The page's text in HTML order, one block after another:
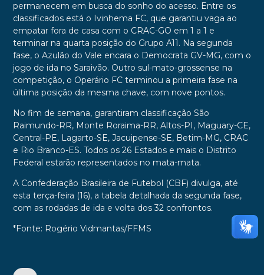
permanecem em busca do sonho do acesso. Entre os
classificados está o Ivinhema FC, que garantiu vaga ao
empatar fora de casa com o CRAC-GO em 1 a 1 e
terminar na quarta posição do Grupo A11. Na segunda
fase, o Azulão do Vale encara o Democrata GV-MG, com o
jogo de ida no Saraivão. Outro sul-mato-grossense na
competição, o Operário FC terminou a primeira fase na
última posição da mesma chave, com nove pontos.
No fim de semana, garantiram classificação São
Raimundo-RR, Monte Roraima-RR, Altos-PI, Maguary-CE,
Central-PE, Lagarto-SE, Jacuipense-SE, Betim-MG, CRAC
e Rio Branco-ES. Todos os 26 Estados e mais o Distrito
Federal estarão representados no mata-mata.
A Confederação Brasileira de Futebol (CBF) divulga, até
esta terça-feira (16), a tabela detalhada da segunda fase,
com as rodadas de ida e volta dos 32 confrontos.
*Fonte: Rogério Vidmantas/FFMS